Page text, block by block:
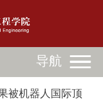
导航
被机器人国际顶